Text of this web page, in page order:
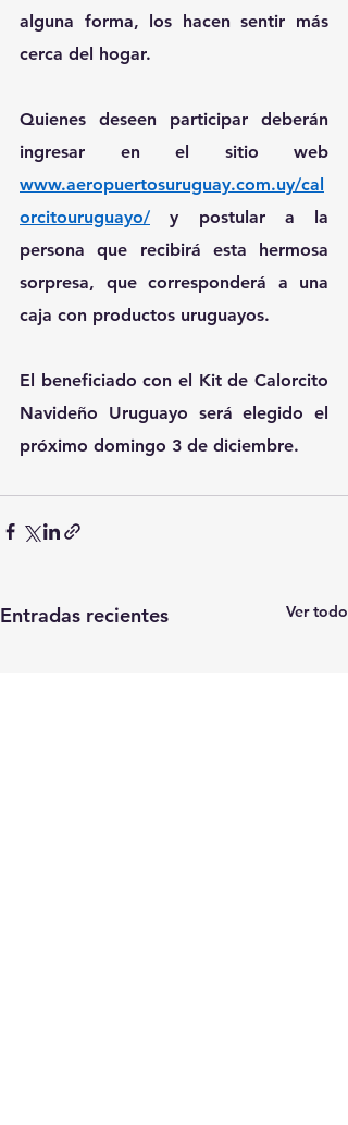
alguna forma, los hacen sentir más
cerca del hogar.
Quienes deseen participar deberán
www.aeropuertosuruguay.com.uy/cal
orcitouruguayo/ y postular a la
persona que recibirá esta hermosa
sorpresa, que corresponderá a una
caja con productos uruguayos.
El beneficiado con el Kit de Calorcito
Navideño Uruguayo será elegido el
próximo domingo 3 de diciembre.
Entradas recientes Ver todo